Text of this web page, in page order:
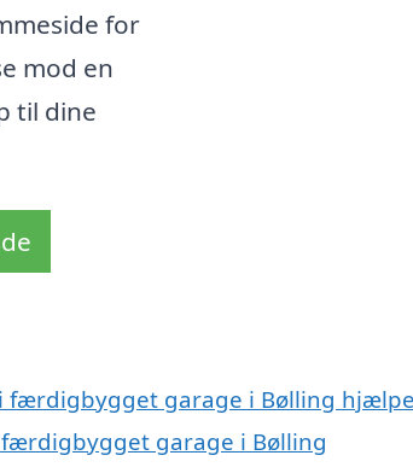
for
mod en
til dine
færdigbygget garage i Bølling
garage i Bølling